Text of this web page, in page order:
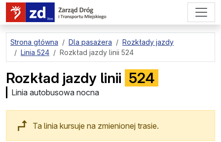
przejdź do treści strony
Strona główna Dla pasażera
Rozkłady jazdy
Linia 524
Rozkład jazdy linii 524
Rozkład jazdy linii 524
Linia autobusowa nocna
Ta linia kursuje na zmienionej trasie.